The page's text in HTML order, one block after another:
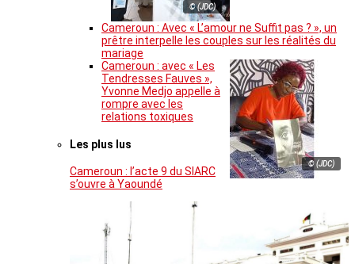
© (JDC)
Cameroun : Avec « L’amour ne Suffit pas ? », un
prêtre interpelle les couples sur les réalités du
mariage
© (JDC)
Cameroun : avec « Les
Tendresses Fauves »,
Yvonne Medjo appelle à
rompre avec les
relations toxiques
Les plus lus
Cameroun : l’acte 9 du SIARC
s’ouvre à Yaoundé